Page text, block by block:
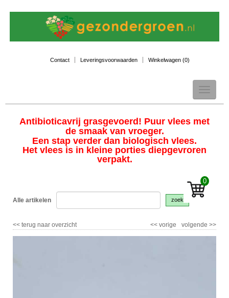
Contact Leveringsvoorwaarden Winkelwagen (0)
Toggle
Antibioticavrij grasgevoerd! Puur vlees met
de smaak van vroeger.
Een stap verder dan biologisch vlees.
Het vlees is in kleine porties diepgevroren
verpakt.
0
Alle artikelen zoek
<< terug naar overzicht volgende >>
<< vorige